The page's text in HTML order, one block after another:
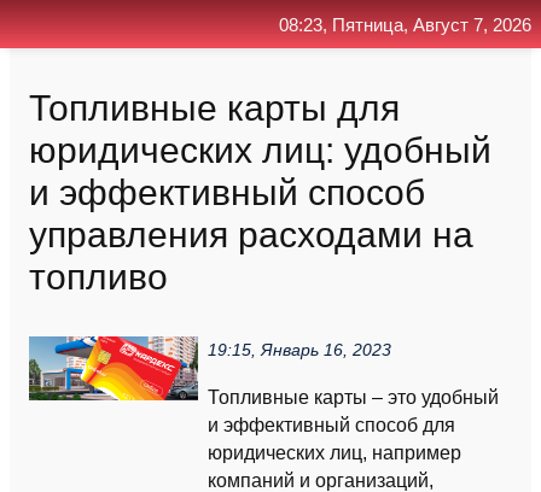
Топливные карты для
юридических лиц: удобный
и эффективный способ
управления расходами на
топливо
19:15, Январь 16, 2023
Топливные карты – это удобный
и эффективный способ для
юридических лиц, например
компаний и организаций,
08:23, Пятница, Август 7, 2026